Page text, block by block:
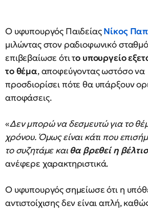
Ο υφυπουργός ΠαιδείαςΝίκος
μιλώντας στον ραδιοφωνικό
επιβεβαίωσε ότι το υπουργείο
το θέμα, αποφεύγοντας ωστόσο να
προσδιορίσει πότε θα υπάρξουν
αποφάσεις.
«Δεν μπορώ να δεσμευτώ για το
χρόνου. Όμως είναι κάτι που
το συζητάμε και θα βρεθεί η
ανέφερε χαρακτηριστικά.
Ο υφυπουργός σημείωσε ότι η
αντιστοίχισης δεν είναι απλή,